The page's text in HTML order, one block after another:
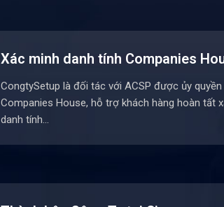
Xác minh danh tính Companies
CongtySetup là đối tác với ACSP được ủy
Companies House, hỗ trợ khách hàng hoàn tất
danh tính…